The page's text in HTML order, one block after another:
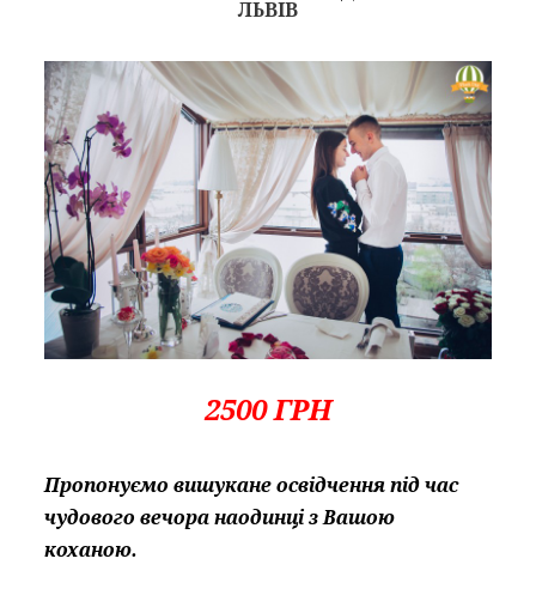
ЛЬВІВ
2500 ГРН
Пропонуємо вишукане освідчення під час
чудового вечора наодинці з Вашою
коханою.